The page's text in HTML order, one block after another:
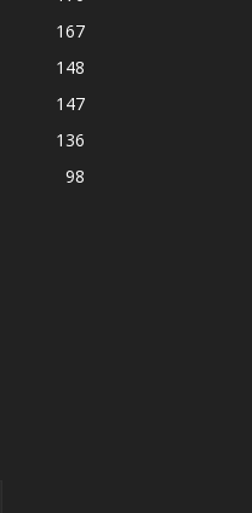
167
148
147
136
98